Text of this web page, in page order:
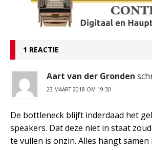
1 REACTIE
Aart van der Gronden
23 MAART 2018 OM 19:30
De bottleneck blijft inderdaad het
speakers. Dat deze niet in staat
te vullen is onzin. Alles hangt samen